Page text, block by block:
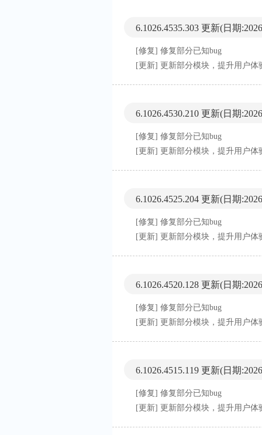
6.1026.4535.303 更新(日期
[修复] 修复部分已知bug
[更新] 更新部分模块，提升用户体
6.1026.4530.210 更新(日期
[修复] 修复部分已知bug
[更新] 更新部分模块，提升用户体
6.1026.4525.204 更新(日期
[修复] 修复部分已知bug
[更新] 更新部分模块，提升用户体
6.1026.4520.128 更新(日期
[修复] 修复部分已知bug
[更新] 更新部分模块，提升用户体
6.1026.4515.119 更新(日期
[修复] 修复部分已知bug
[更新] 更新部分模块，提升用户体